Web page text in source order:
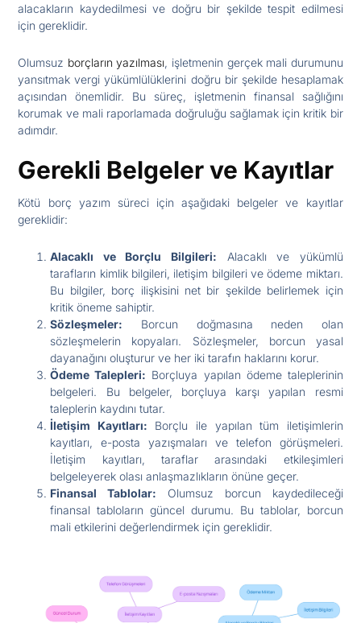
alacakların kaydedilmesi ve doğru bir şekilde tespit edilmesi
için gereklidir.
Olumsuz borçların yazılması, işletmenin gerçek mali durumunu
yansıtmak vergi yükümlülüklerini doğru bir şekilde hesaplamak
açısından önemlidir. Bu süreç, işletmenin finansal sağlığını
korumak ve mali raporlamada doğruluğu sağlamak için kritik bir
adımdır.
Gerekli Belgeler ve Kayıtlar
Kötü borç yazım süreci için aşağıdaki belgeler ve kayıtlar
gereklidir:
Alacaklı ve Borçlu Bilgileri: Alacaklı ve yükümlü
tarafların kimlik bilgileri, iletişim bilgileri ve ödeme miktarı.
Bu bilgiler, borç ilişkisini net bir şekilde belirlemek için
kritik öneme sahiptir.
Sözleşmeler: Borcun doğmasına neden olan
sözleşmelerin kopyaları. Sözleşmeler, borcun yasal
dayanağını oluşturur ve her iki tarafın haklarını korur.
Ödeme Talepleri: Borçluya yapılan ödeme taleplerinin
belgeleri. Bu belgeler, borçluya karşı yapılan resmi
taleplerin kaydını tutar.
İletişim Kayıtları: Borçlu ile yapılan tüm iletişimlerin
kayıtları, e-posta yazışmaları ve telefon görüşmeleri.
İletişim kayıtları, taraflar arasındaki etkileşimleri
belgeleyerek olası anlaşmazlıkların önüne geçer.
Finansal Tablolar: Olumsuz borcun kaydedileceği
finansal tabloların güncel durumu. Bu tablolar, borcun
mali etkilerini değerlendirmek için gereklidir.